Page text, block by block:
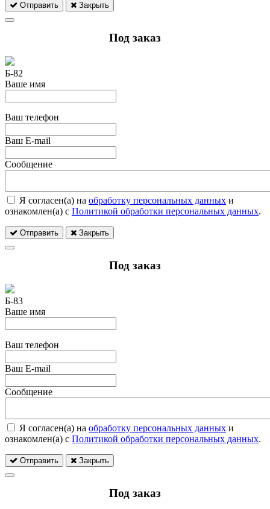
Отправить Закрыть
Под заказ
Б-82
Ваше имя
Ваш телефон
Ваш E-mail
Сообщение
Я согласен(а) на обработку персональных данных и
ознакомлен(а) с Политикой обработки персональных данных.
Отправить Закрыть
Под заказ
Б-83
Ваше имя
Ваш телефон
Ваш E-mail
Сообщение
Я согласен(а) на обработку персональных данных и
ознакомлен(а) с Политикой обработки персональных данных.
Отправить Закрыть
Под заказ